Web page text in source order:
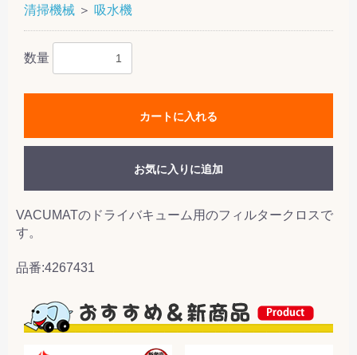
清掃機械 ＞ 吸水機
数量
カートに入れる
お気に入りに追加
VACUMATのドライバキューム用のフィルタークロスで
す。
品番:4267431